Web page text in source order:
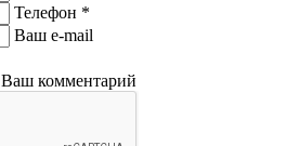
Телефон *
Ваш e-mail
Ваш комментарий